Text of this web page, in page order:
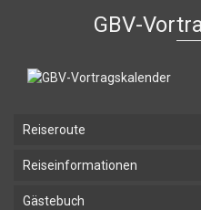
GBV-
Reiseroute
Reiseinformationen
Gästebuch